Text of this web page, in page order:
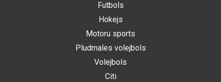
Futbols
Hokejs
Motoru sports
Pludmales volejbols
Volejbols
Citi